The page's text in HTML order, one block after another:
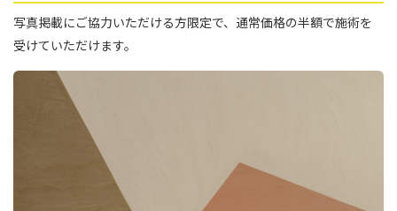
写真掲載にご協力いただける方限定で、通常価格の半額で施術を
受けていただけます。